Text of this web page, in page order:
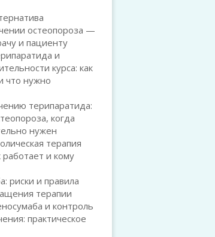
остеопороза —
и пациенту
и
курса: как
что нужно
терипаратида:
когда
нужен
терапия
и кому
риски и правила
терапии
и контроль
практическое